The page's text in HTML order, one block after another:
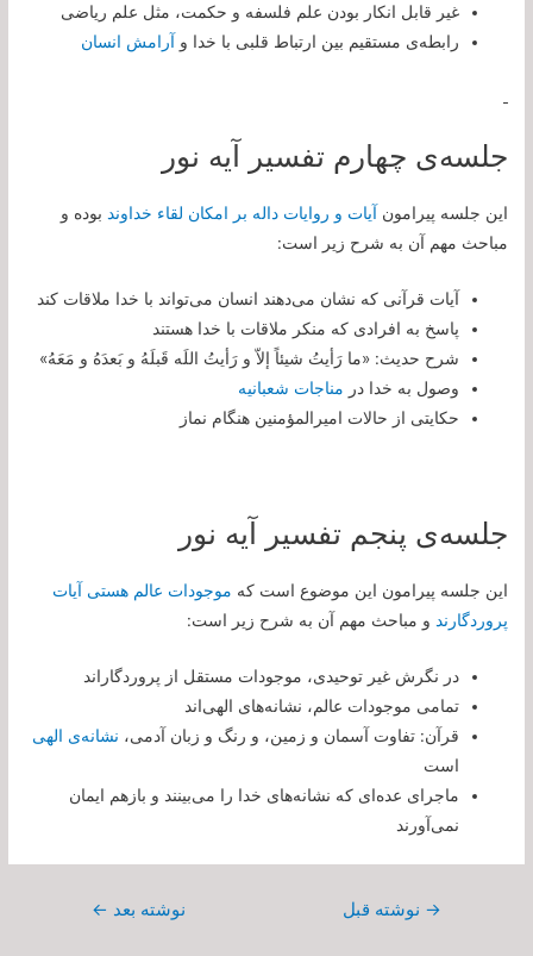
غیر قابل انکار بودن علم فلسفه و حکمت، مثل علم ریاضی
رابطه‌ی مستقیم بین ارتباط قلبی با خدا و آرامش انسان
جلسه‌ی چهارم تفسیر آیه نور
این جلسه پیرامون آیات و روایات داله بر امكان لقاء خداوند بوده و
مباحث مهم آن به شرح زیر است:
آیات قرآنی که نشان می‌دهند انسان می‌تواند با خدا ملاقات کند
پاسخ به افرادی که منکر ملاقات با خدا هستند
شرح حدیث: «ما رَأیتُ شیئاً إلاّ و رَأیتُ اللَه قَبلَهُ و بَعدَهُ و مَعَهُ»
وصول به خدا در مناجات شعبانیه
حکایتی از حالات امیرالمؤمنین هنگام نماز
جلسه‌ی پنجم تفسیر آیه نور
این جلسه پیرامون این موضوع است که موجودات عالم هستى آیات
پروردگارند و مباحث مهم آن به شرح زیر است:
در نگرش غیر توحیدی، موجودات مستقل از پروردگاراند
تمامی موجودات عالم، نشانه‌های الهی‌اند
قرآن: تفاوت آسمان و زمین، و رنگ و زبان آدمی، نشانه‌ی الهی
است
ماجرای عده‌ای که نشانه‌های خدا را می‌بینند و بازهم ایمان
نمی‌آورند
راهبری
→ نوشته قبل نوشته بعد ←